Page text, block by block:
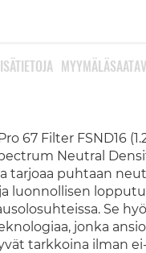
67 Filter FSND16
Neutral
tarjoaa puhtaan
luonnollisen
Se
jonka
tarkkoina ilman